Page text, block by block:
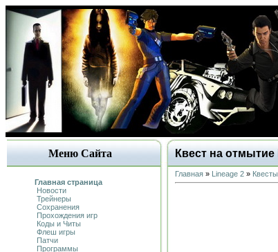
Меню Сайта
Главная страница
Новости
Трейнеры
Сохранения
Прохождения игр
Коды и Читы
Флеш игры
Патчи
Программы
Квест на
Главная » Lineage 2 » Квесты